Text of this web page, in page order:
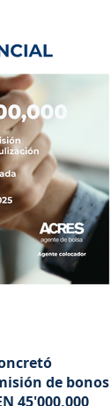
de bonos
45'000,000